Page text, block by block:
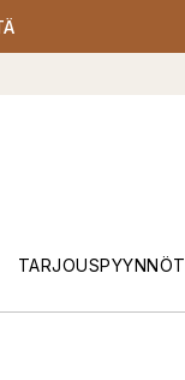
TARJOUSPYYNNÖT